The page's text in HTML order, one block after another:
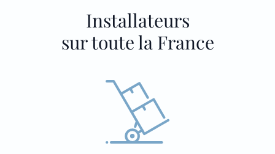
Installateurs
sur toute la France